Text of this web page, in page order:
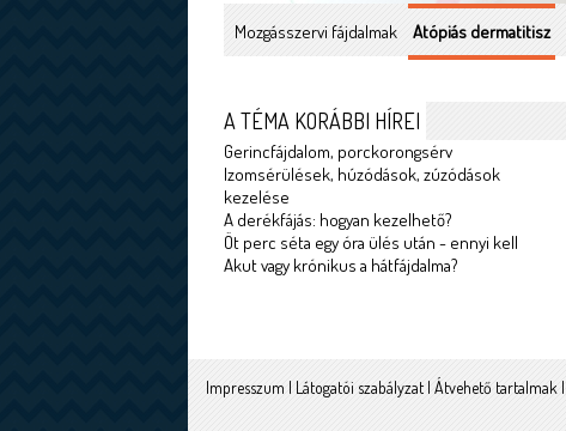
Mozgásszervi fájdalmak Atópiás dermatitisz
A TÉMA KORÁBBI HÍREI
Gerincfájdalom, porckorongsérv
Izomsérülések, húzódások, zúzódások
kezelése
A derékfájás: hogyan kezelhető?
Öt perc séta egy óra ülés után - ennyi kell
Akut vagy krónikus a hátfájdalma?
Impresszum | Látogatói szabályzat | Átvehető tartalmak |